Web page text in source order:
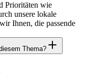
Prioritäten wie
unsere lokale
Ihnen, die passende
Thema?